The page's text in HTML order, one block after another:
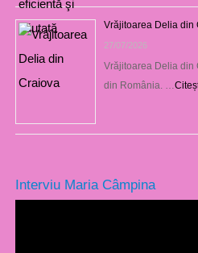
Vrăjitoarea Delia din
27/07/2026
Vrăjitoarea Delia din
din România. …
Interviu Maria Câmpina